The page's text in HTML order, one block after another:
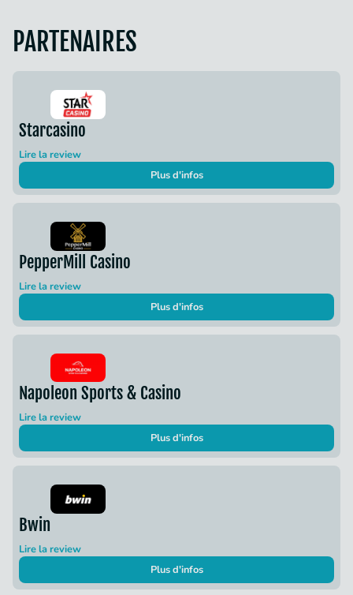
PARTENAIRES
Starcasino
Lire la review
Plus d'infos
PepperMill Casino
Lire la review
Plus d'infos
Napoleon Sports & Casino
Lire la review
Plus d'infos
Bwin
Lire la review
Plus d'infos